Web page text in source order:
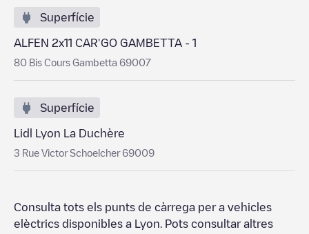
Superfície
ALFEN 2x11 CAR'GO GAMBETTA - 1
80 Bis Cours Gambetta 69007
Superfície
Lidl Lyon La Duchère
3 Rue Victor Schoelcher 69009
Consulta tots els punts de càrrega per a vehicles
elèctrics disponibles a
Lyon . Pots consultar altres